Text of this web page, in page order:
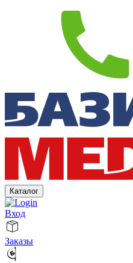
Каталог
Вход
Заказы